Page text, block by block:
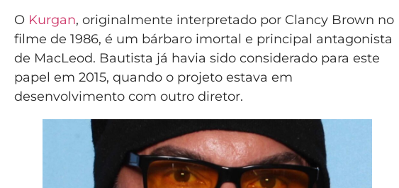
O Kurgan, originalmente interpretado por Clancy Brown no
filme de 1986, é um bárbaro imortal e principal antagonista
de MacLeod. Bautista já havia sido considerado para este
papel em 2015, quando o projeto estava em
desenvolvimento com outro diretor.